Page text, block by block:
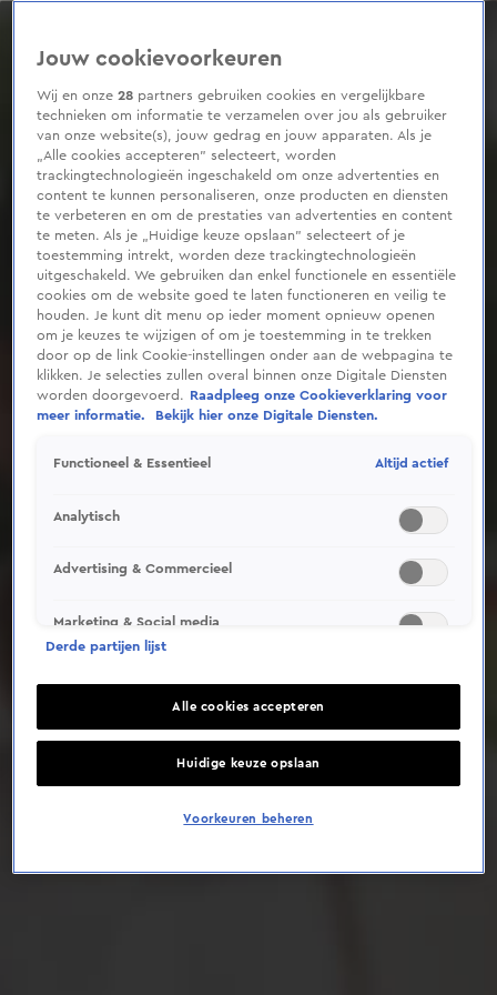
0
seconds
Deze video is niet beschikbaar op je huidige locatie
Jouw cookievoorkeuren
Wij en onze28 partners gebruiken cookies en vergelijkbare
technieken om informatie te verzamelen over jou als gebruiker
van onze website(s), jouw gedrag en jouw apparaten. Als je
„Alle cookies accepteren” selecteert, worden
trackingtechnologieën ingeschakeld om onze advertenties en
content te kunnen personaliseren, onze producten en diensten
te verbeteren en om de prestaties van advertenties en content
te meten. Als je „Huidige keuze opslaan” selecteert of je
toestemming intrekt, worden deze trackingtechnologieën
uitgeschakeld. We gebruiken dan enkel functionele en essentiële
cookies om de website goed te laten functioneren en veilig te
houden. Je kunt dit menu op ieder moment opnieuw openen
om je keuzes te wijzigen of om je toestemming in te trekken
door op de link Cookie-instellingen onder aan de webpagina te
klikken. Je selecties zullen overal binnen onze Digitale Diensten
worden doorgevoerd.
Raadpleeg onze Cookieverklaring voor
meer informatie.
Bekijk hier onze Digitale Diensten.
Functioneel & Essentieel Altijd actief
Analytisch
Advertising & Commercieel
Marketing & Social media
Derde partijen lijst
Alle cookies accepteren
Huidige keuze opslaan
Voorkeuren beheren